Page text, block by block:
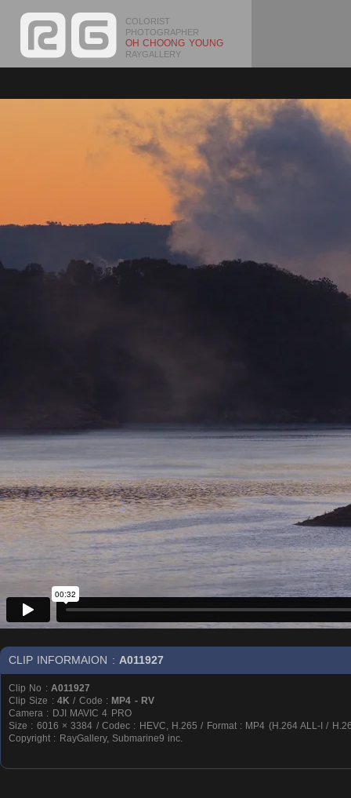
COLORIST
PHOTOGRAPHER
OH CHOONG YOUNG
RAYGALLERY
CLIP INFORMAION : A011927
Clip No : A011927
Clip Size : 4K / Code : MP4 - RV
Camera : DJI MAVIC 4 PRO
Size : 6016 × 3384 / Codec : HEVC, H.265 / Format : MP4 (H.264 ALL-I /
Copyright : RayGallery, Submarine9 inc.